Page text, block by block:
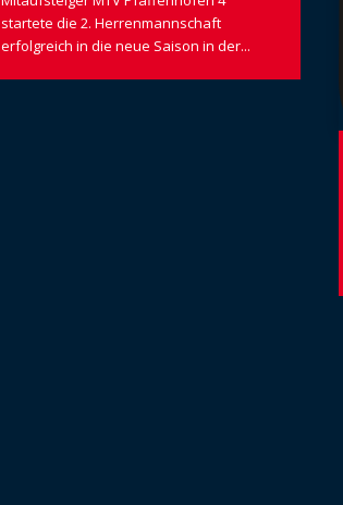
startete die 2. Herrenmannschaft
erfolgreich in die neue Saison in der...